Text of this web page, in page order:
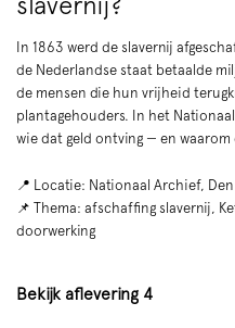
In 1863 werd de slavernij
de Nederlandse staat betaalde
de mensen die hun vrijheid
plantagehouders. In het
wie dat geld ontving — en
📍 Locatie: Nationaal Archief, Den
📌 Thema: afschaffing slavernij,
doorwerking
Bekijk aflevering 4